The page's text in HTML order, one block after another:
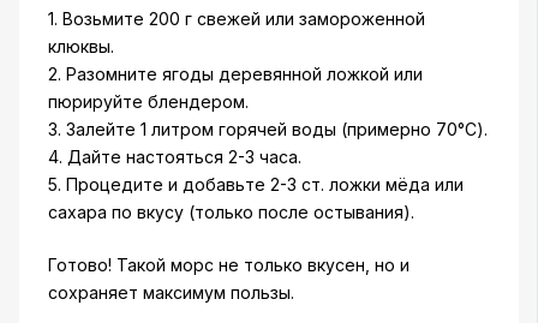
1. Возьмите 200 г свежей или замороженной
клюквы.
2. Разомните ягоды деревянной ложкой или
пюрируйте блендером.
3. Залейте 1 литром горячей воды (примерно 70°C).
4. Дайте настояться 2-3 часа.
5. Процедите и добавьте 2-3 ст. ложки мёда или
сахара по вкусу (только после остывания).
Готово! Такой морс не только вкусен, но и
сохраняет максимум пользы.